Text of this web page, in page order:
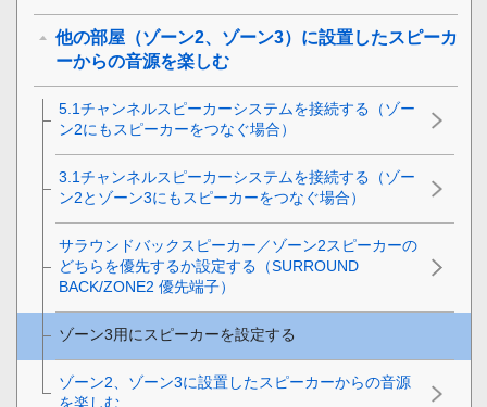
他の部屋（ゾーン2、ゾーン3）に設置したスピーカ
ーからの音源を楽しむ
5.1チャンネルスピーカーシステムを接続する（ゾー
ン2にもスピーカーをつなぐ場合）
3.1チャンネルスピーカーシステムを接続する（ゾー
ン2とゾーン3にもスピーカーをつなぐ場合）
サラウンドバックスピーカー／ゾーン2スピーカーの
どちらを優先するか設定する（SURROUND
BACK/ZONE2 優先端子）
ゾーン3用にスピーカーを設定する
ゾーン2、ゾーン3に設置したスピーカーからの音源
を楽しむ